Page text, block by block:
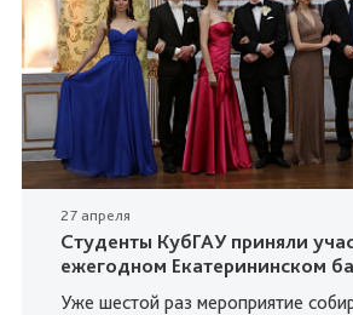
27 апреля
Студенты КубГАУ приняли
ежегодном Екатерининском
Уже шестой раз мероприятие